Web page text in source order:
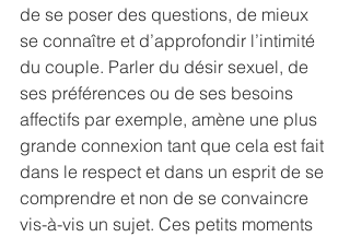
de se poser des questions, de mieux
se connaître et d’approfondir l’intimité
du couple. Parler du désir sexuel, de
ses préférences ou de ses besoins
affectifs par exemple, amène une plus
grande connexion tant que cela est fait
dans le respect et dans un esprit de se
comprendre et non de se convaincre
vis-à-vis un sujet. Ces petits moments